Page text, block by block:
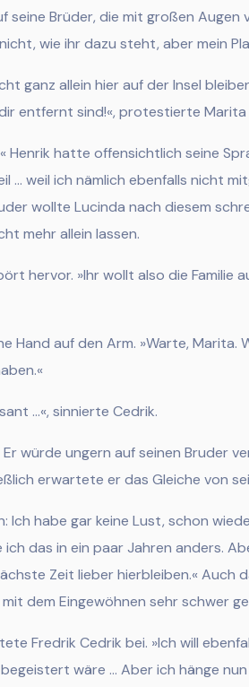
seine Brüder, die mit großen
wie ihr dazu steht, aber mein
ganz allein hier auf der Insel
entfernt sind!«, protestierte Marita
Henrik hatte offensichtlich seine
… weil ich nämlich ebenfalls nicht
wollte Lucinda nach diesem
mehr allein lassen.
hervor. »Ihr wollt also die Familie
Hand auf den Arm. »Warte, Marita.
…«, sinnierte Cedrik.
würde ungern auf seinen Bruder
erwartete er das Gleiche von
Ich habe gar keine Lust, schon
ich das in ein paar Jahren anders.
Zeit lieber hierbleiben.« Auch
dem Eingewöhnen sehr schwer
Fredrik Cedrik bei. »Ich will
wäre … Aber ich hänge nun